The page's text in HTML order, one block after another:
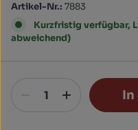
Artikel-Nr.: 7883
Kurzfristig verfügbar,
abweichend)
In